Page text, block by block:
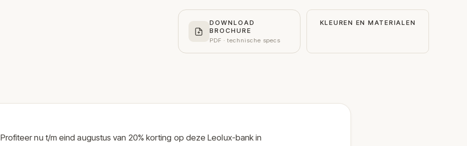
DOWNLOAD
BROCHURE
PDF · technische specs
KLEUREN EN MATERIALEN
Profiteer nu t/m eind augustus van 20% korting op deze Leolux-bank in